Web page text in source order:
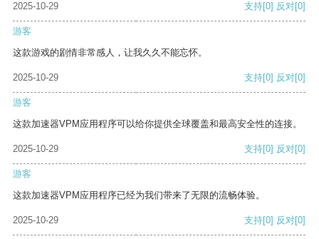
2025-10-29
支持[0] 反对[0]
游客
这款游戏的剧情非常感人，让我久久不能忘怀。
2025-10-29 支持[0] 反对[0]
游客
这款加速器VPM应用程序可以给你提供全球覆盖和最高安全性的连接。
2025-10-29 支持[0] 反对[0]
游客
这款加速器VPM应用程序已经为我们带来了无限的流畅体验。
2025-10-29 支持[0] 反对[0]